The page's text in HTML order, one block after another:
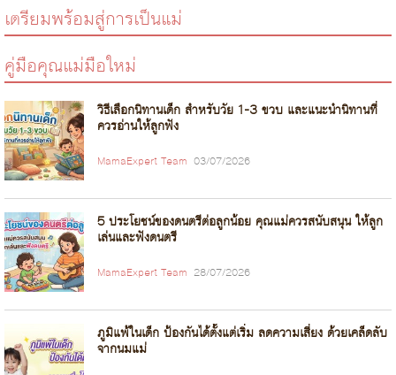
เตรียมพร้อมสู่การเป็นแม่
คู่มือคุณแม่มือใหม่
วิธีเลือกนิทานเด็ก สำหรับวัย 1-3 ขวบ และแนะนำนิทานที่
ควรอ่านให้ลูกฟัง
MamaExpert Team 03/07/2026
5 ประโยชน์ของดนตรีต่อลูกน้อย คุณแม่ควรสนับสนุน ให้ลูก
เล่นและฟังดนตรี
MamaExpert Team 28/07/2026
ภูมิแพ้ในเด็ก ป้องกันได้ตั้งแต่เริ่ม ลดความเสี่ยง ด้วยเคล็ดลับ
จากนมแม่